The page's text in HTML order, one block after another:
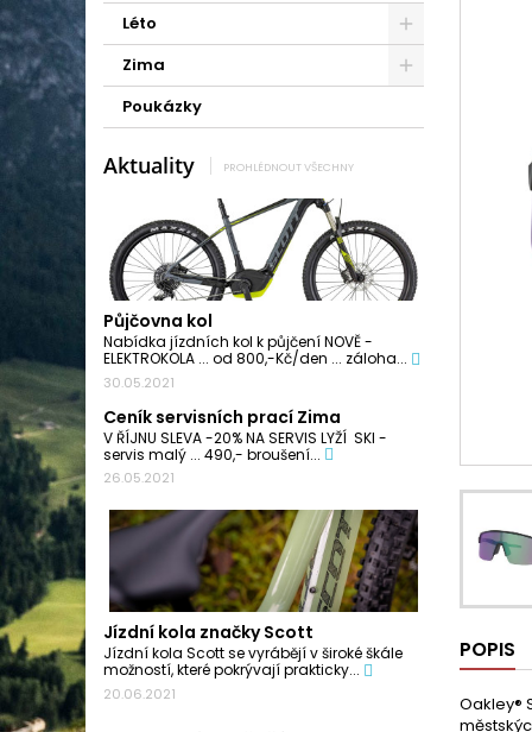
Léto
Zima
Poukázky
Aktuality PROHLÉDNOUT VŠECHNY
Půjčovna kol
Nabídka jízdních kol k půjčení NOVĚ -
ELEKTROKOLA ... od 800,-Kč/den ... záloha...
30.05.2021
Ceník servisních prací Zima
V ŘÍJNU SLEVA -20% NA SERVIS LYŽÍ SKI -
servis malý ... 490,- broušení...
26.05.2021
Jízdní kola značky Scott
Jízdní kola Scott se vyrábějí v široké škále
možností, které pokrývají prakticky...
20.06.2021
POPIS
Oakley®